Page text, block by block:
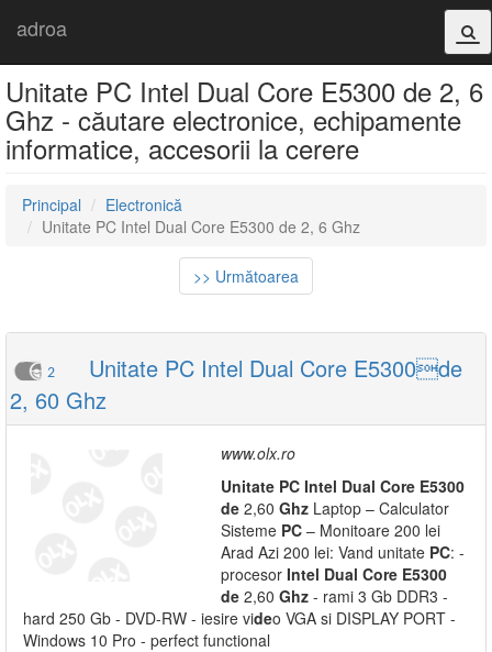
adroa
Unitate PC Intel Dual Core E5300 de 2, 6
Ghz - căutare electronice, echipamente
informatice, accesorii la cerere
Principal
Electronică
Unitate PC Intel Dual Core E5300 de 2, 6 Ghz
>> Următoarea
2
Unitate PC Intel Dual Core E5300de
2, 60 Ghz
www.olx.ro
Unitate PC Intel Dual Core E5300
de 2,60 Ghz Laptop – Calculator
Sisteme PC – Monitoare 200 lei
Arad Azi 200 lei: Vand unitate PC: -
procesor Intel Dual Core E5300
de 2,60 Ghz - rami 3 Gb DDR3 -
hard 250 Gb - DVD-RW - iesire video VGA si DISPLAY PORT -
Windows 10 Pro - perfect functional